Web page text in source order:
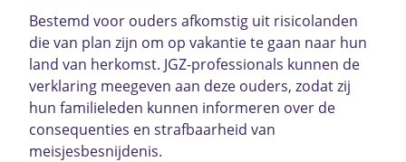
Bestemd voor ouders afkomstig uit risicolanden
die van plan zijn om op vakantie te gaan naar hun
land van herkomst. JGZ-professionals kunnen de
verklaring meegeven aan deze ouders, zodat zij
hun familieleden kunnen informeren over de
consequenties en strafbaarheid van
meisjesbesnijdenis.